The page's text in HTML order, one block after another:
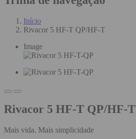
Início
Rivacor 5 HF-T QP/HF-T
Image
Rivacor 5 HF-T QP/HF-T
Mais vida. Mais simplicidade